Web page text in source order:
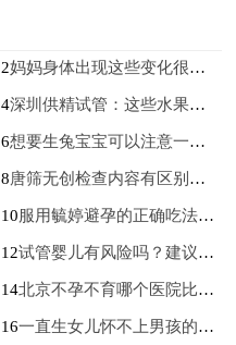
2妈妈身体出现这些变化很有可能预示你怀的男宝！
4深圳供精试管：这些水果让你远离先兆流产，帮助你更好地保胎
6想要生兔宝宝可以注意一下这些，做好备孕措施可以生出更健康的宝宝
8唐筛无创检查内容有区别，看完你就知道为什么不能取消
10 服用毓婷避孕的正确吃法你都吃对了吗？
12试管婴儿有风险吗？建议有需要的家庭做好心理准备
14北京不孕不育哪个医院比较好？成功率怎么样
16一直生女儿怀不上男孩的原因解读，帮助你提升生男孩的几率